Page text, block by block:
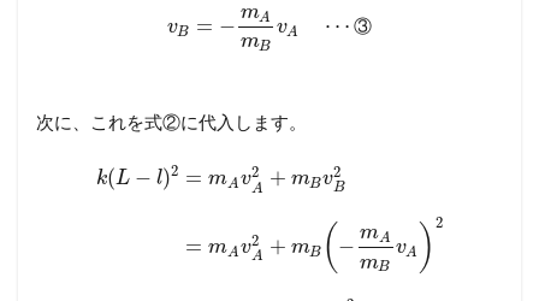
vB = −
mA
mB
vA ⋯ ③
次に、これを式②に代入します。
k(L − l)2 = mAv2
A + mBv2
B
= mAv2
A + mB ( −
mA
mB
vA ) 2